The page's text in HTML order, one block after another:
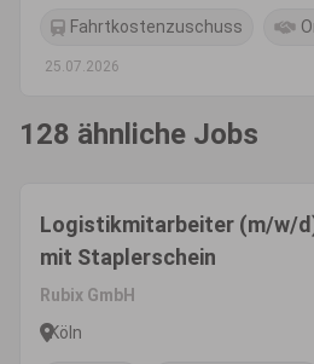
Fahrtkostenzuschuss
25.07.2026
128 ähnliche Jobs
Logistikmitarbeiter (m/w/
mit Staplerschein
Rubix GmbH
Köln